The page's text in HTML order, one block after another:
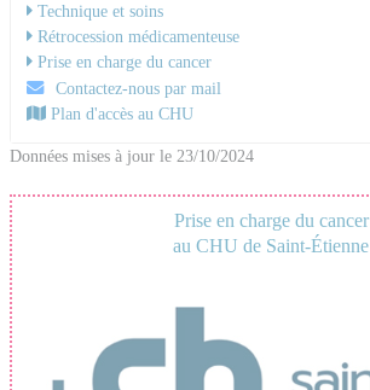
Technique et soins
Rétrocession médicamenteuse
Prise en charge du cancer
Contactez-nous par mail
Plan d'accès au CHU
Données mises à jour le 23/10/2024
Prise en charge du cancer
au CHU de Saint-Étienne